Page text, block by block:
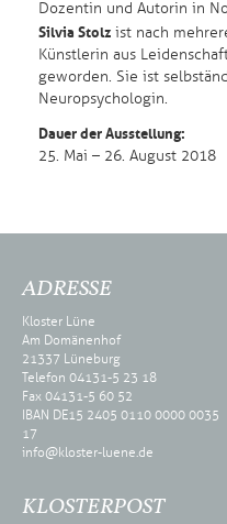
Dozentin und Autorin in
Silvia Stolz ist nach
Künstlerin aus
geworden. Sie ist
Neuropsychologin.
Dauer der Ausstellung:
25. Mai – 26. August 2018
ADRESSE
Kloster Lüne
Am Domänenhof
21337 Lüneburg
Telefon 04131-5 23 18
Fax 04131-5 60 52
IBAN DE15 2405 0110 0000 0035
17
info@kloster-luene.de
KLOSTERPOST